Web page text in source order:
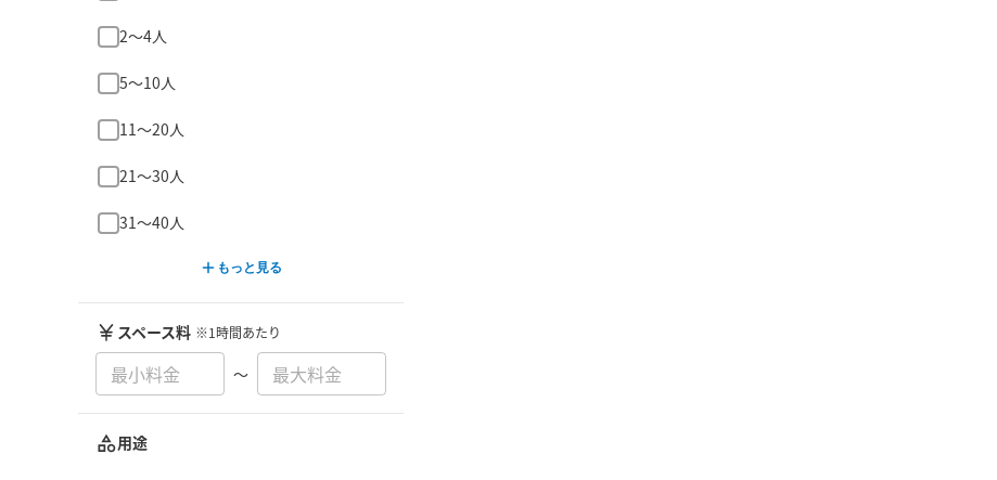
2〜4人
5〜10人
11〜20人
21〜30人
31〜40人
もっと見る
スペース料 ※1時間あたり
〜
用途